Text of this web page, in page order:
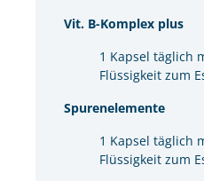
Vit. B-Komplex plus
1 Kapsel täglich
Flüssigkeit zum
Spurenelemente
1 Kapsel täglich
Flüssigkeit zum